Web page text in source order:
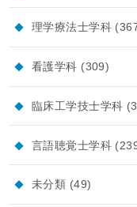
理学療法士学科
看護学科 (309)
臨床工学技士学科
言語聴覚士学科
未分類 (49)